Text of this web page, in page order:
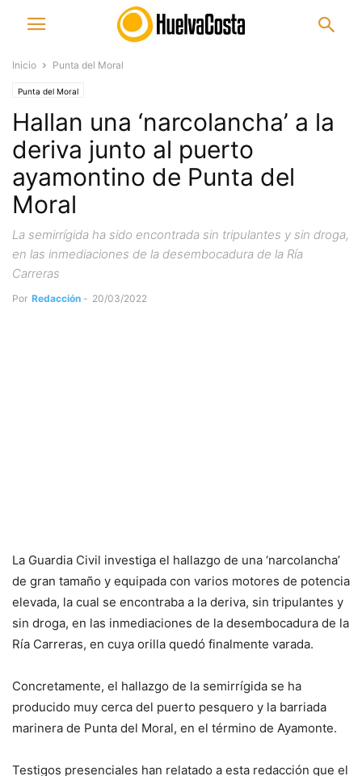
Inicio Punta del Moral
Punta del Moral
Hallan una ‘narcolancha’ a la
deriva junto al puerto
ayamontino de Punta del
Moral
La semirrígida ha sido encontrada sin tripulantes y sin droga,
en las inmediaciones de la desembocadura de la Ría
Carreras
Por Redacción - 20/03/2022
La Guardia Civil investiga el hallazgo de una ‘narcolancha’
de gran tamaño y equipada con varios motores de potencia
elevada, la cual se encontraba a la deriva, sin tripulantes y
sin droga, en las inmediaciones de la desembocadura de la
Ría Carreras, en cuya orilla quedó finalmente varada.
Concretamente, el hallazgo de la semirrígida se ha
producido muy cerca del puerto pesquero y la barriada
marinera de Punta del Moral, en el término de Ayamonte.
Testigos presenciales han relatado a esta redacción que el